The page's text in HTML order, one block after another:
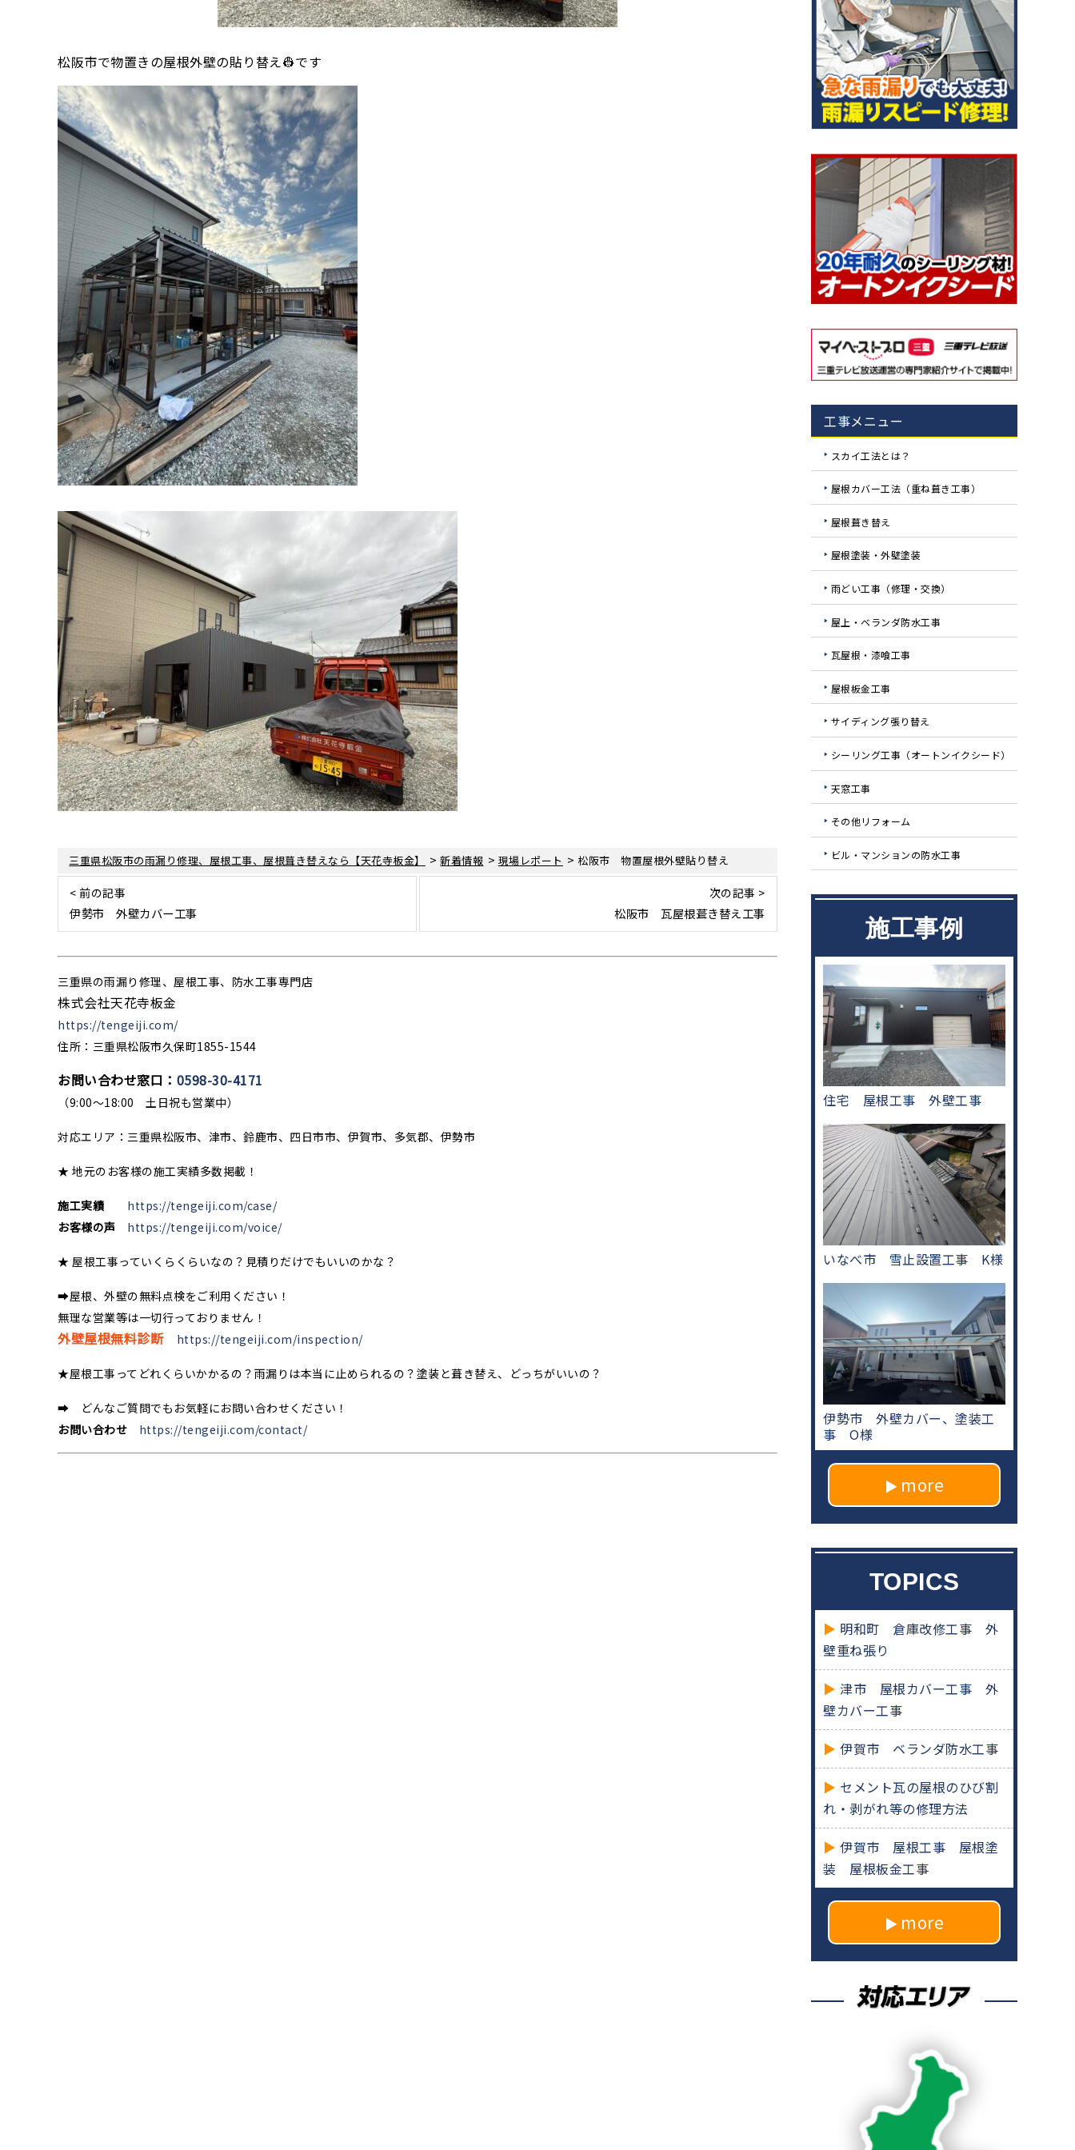
松阪市で物置きの屋根外壁の貼り替え👷です
三重県松阪市の雨漏り修理、屋根工事、屋根葺き替えなら【天花寺板金】 >新着情報 > 現場レポート >松阪市 物置屋根外壁貼り替え
< 前の記事
伊勢市 外壁カバー工事
次の記事 >
松阪市 瓦屋根葺き替え工事
三重県の雨漏り修理、屋根工事、防水工事専門店
株式会社天花寺板金
https://tengeiji.com/
住所：三重県松阪市久保町1855-1544
お問い合わせ窓口： 0598-30-4171
（9:00〜18:00 土日祝も営業中）
対応エリア：三重県松阪市、津市、鈴鹿市、四日市市、伊賀市、多気郡、伊勢市
★ 地元のお客様の施工実績多数掲載！
施工実績
https://tengeiji.com/case/
お客様の声
https://tengeiji.com/voice/
★ 屋根工事っていくらくらいなの？見積りだけでもいいのかな？
➡屋根、外壁の無料点検をご利用ください！
無理な営業等は一切行っておりません！
外壁屋根無料診断 https://tengeiji.com/inspection/
★屋根工事ってどれくらいかかるの？雨漏りは本当に止められるの？塗装と葺き替え、どっちがいいの？
➡ どんなご質問でもお気軽にお問い合わせください！
お問い合わせ
https://tengeiji.com/contact/
工事メニュー
スカイ工法とは？
屋根カバー工法（重ね葺き工事）
屋根葺き替え
屋根塗装・外壁塗装
雨どい工事（修理・交換）
屋上・ベランダ防水工事
瓦屋根・漆喰工事
屋根板金工事
サイディング張り替え
シーリング工事（オートンイクシード）
天窓工事
その他リフォーム
ビル・マンションの防水工事
施工事例
住宅 屋根工事 外壁工事
いなべ市 雪止設置工事 K様
伊勢市 外壁カバー、塗装工
事 O様
more
TOPICS
明和町 倉庫改修工事 外
壁重ね張り
津市 屋根カバー工事 外
壁カバー工事
伊賀市 ベランダ防水工事
セメント瓦の屋根のひび割
れ・剥がれ等の修理方法
伊賀市 屋根工事 屋根塗
装 屋根板金工事
more